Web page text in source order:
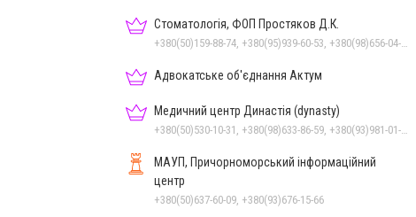
Стоматологія, ФОП Простяков Д.К.
Адвокатське об'єднання Актум
Медичний центр Династія (dynasty)
МАУП, Причорноморський інформаційний
центр
+380(50)637-60-09, +380(93)676-15-66